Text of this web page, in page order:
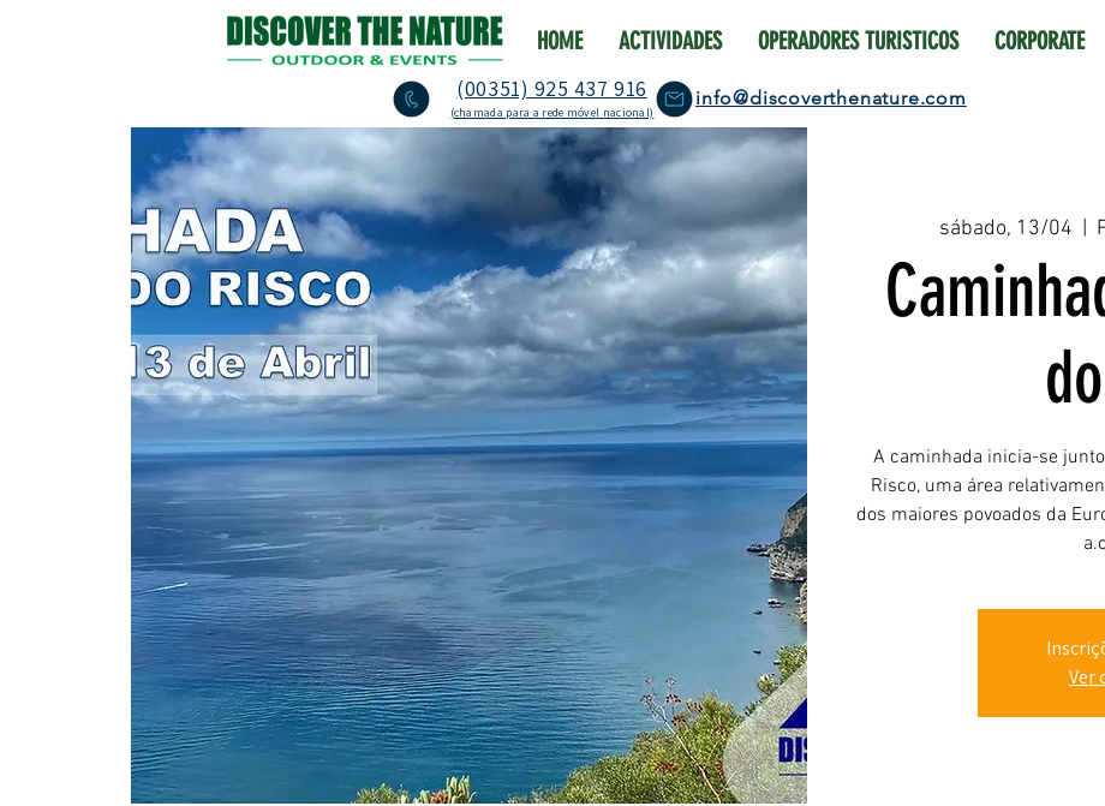
HOME ACTIVIDADES OPERADORES TURISTICOS CORPORATE
(00351) 925 437 916
(chamada para a rede móvel nacional)
info@discoverthenature.com
sábado, 13/04
A caminhada inicia-se
Risco, uma área
dos maiores povoados da
Ver